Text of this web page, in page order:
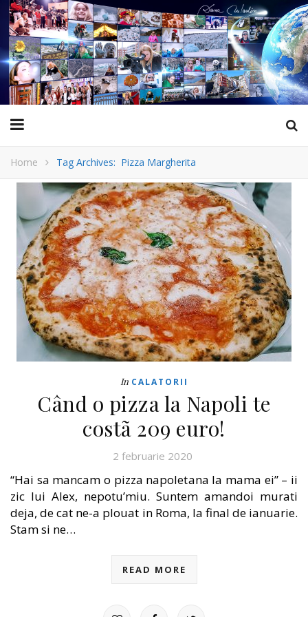
Home Tag Archives: Pizza Margherita
In CALATORII
Când o pizza la Napoli te
costã 209 euro!
2 februarie 2020
“Hai sa mancam o pizza napoletana la mama ei” – ii
zic lui Alex, nepotu’miu. Suntem amandoi murati
deja, de cat ne-a plouat in Roma, la final de ianuarie.
Stam si ne…
READ MORE